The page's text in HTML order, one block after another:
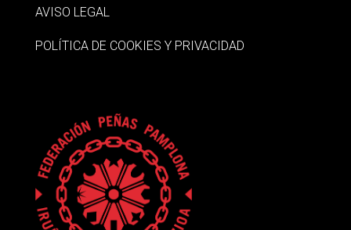
AVISO LEGAL
POLÍTICA DE COOKIES Y PRIVACIDAD